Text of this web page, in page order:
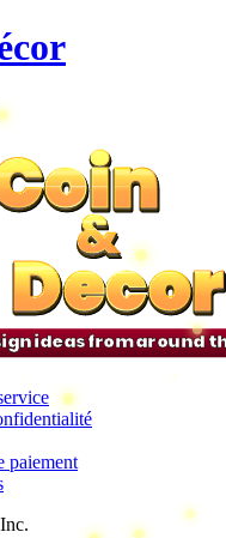
&
Decor
&
Decor
&
Decor
&
Decor
ideas from around
paiement